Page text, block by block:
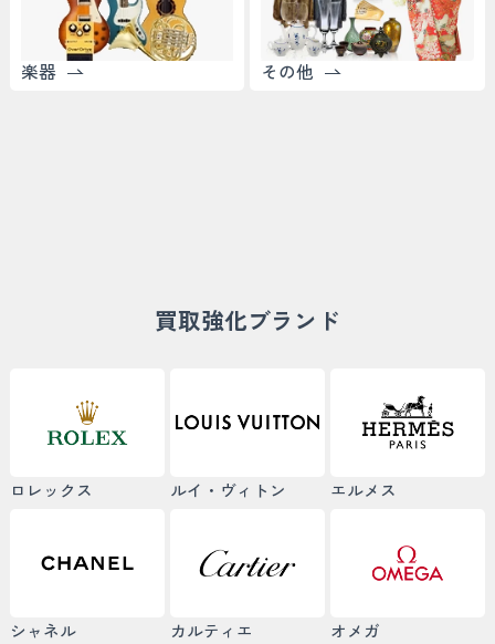
楽器 その他
買取強化ブランド
ロレックス ルイ・ヴィトン エルメス
シャネル カルティエ オメガ